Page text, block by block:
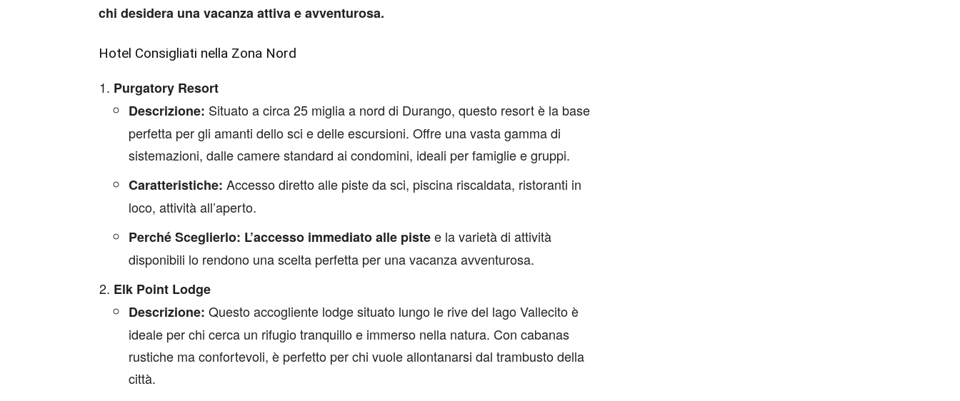
chi desidera una vacanza attiva e avventurosa.
Hotel Consigliati nella Zona Nord
Purgatory Resort
Descrizione: Situato a circa 25 miglia a nord di Durango, questo resort è la base
perfetta per gli amanti dello sci e delle escursioni. Offre una vasta gamma di
sistemazioni, dalle camere standard ai condomini, ideali per famiglie e gruppi.
Caratteristiche: Accesso diretto alle piste da sci, piscina riscaldata, ristoranti in
loco, attività all’aperto.
Perché Sceglierlo: L’accesso immediato alle pistee la varietà di attività
disponibili lo rendono una scelta perfetta per una vacanza avventurosa.
Elk Point Lodge
Descrizione: Questo accogliente lodge situato lungo le rive del lago Vallecito è
ideale per chi cerca un rifugio tranquillo e immerso nella natura. Con cabanas
rustiche ma confortevoli, è perfetto per chi vuole allontanarsi dal trambusto della
città.